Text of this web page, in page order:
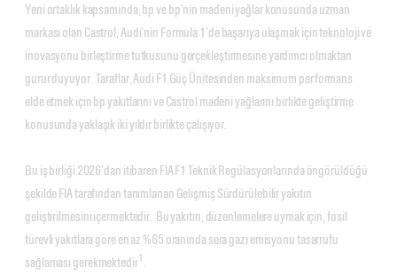
Yeni ortaklık kapsamında, bp ve bp’nin madeni yağlar konusunda uzman
markası olan Castrol, Audi’nin Formula 1’de başarıya ulaşmak için teknoloji ve
inovasyonu birleştirme tutkusunu gerçekleştirmesine yardımcı olmaktan
gurur duyuyor. Taraflar, Audi F1 Güç Ünitesinden maksimum performans
elde etmek için bp yakıtlarını ve Castrol madeni yağlarını birlikte geliştirme
konusunda yaklaşık iki yıldır birlikte çalışıyor.
Bu iş birliği 2026’dan itibaren FIA F1 Teknik Regülasyonlarında öngörüldüğü
şekilde FIA tarafından tanımlanan Gelişmiş Sürdürülebilir yakıtın
geliştirilmesini içermektedir. Bu yakıtın, düzenlemelere uymak için, fosil
türevli yakıtlara göre en az %65 oranında sera gazı emisyonu tasarrufu
sağlaması gerekmektedir1